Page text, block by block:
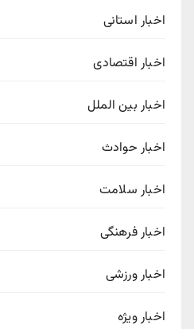
اخبار استانی
اخبار اقتصادی
اخبار بین الملل
اخبار حوادث
اخبار سلامت
اخبار فرهنگی
اخبار ورزشی
اخبار ویژه